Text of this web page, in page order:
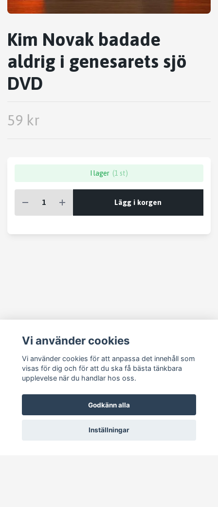
Kim Novak badade
aldrig i genesarets sjö
DVD
59 kr
I lager (1 st)
Lägg i korgen
Köpvillkor
Kontakt
Cookie Concent
Vi använder cookies
Vi använder cookies för att anpassa det innehåll som
visas för dig och för att du ska få bästa tänkbara
upplevelse när du handlar hos oss.
Godkänn alla
Inställningar